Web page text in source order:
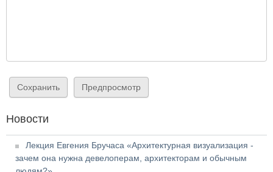
Новости
Лекция Евгения Бручаса «Архитектурная визуализация -
зачем она нужна девелоперам, архитекторам и обычным